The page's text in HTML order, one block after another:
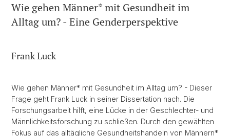
Wie gehen Männer* mit Gesundheit im
Alltag um? - Eine Genderperspektive
Frank Luck
Wie gehen Männer* mit Gesundheit im Alltag um? - Dieser
Frage geht Frank Luck in seiner Dissertation nach. Die
Forschungsarbeit hilft, eine Lücke in der Geschlechter- und
Männlichkeitsforschung zu schließen. Durch den gewählten
Fokus auf das alltägliche Gesundheitshandeln von Männern*